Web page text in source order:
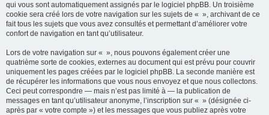
qui vous sont automatiquement assignés par le logiciel phpBB. Un troisième
cookie sera créé lors de votre navigation sur les sujets de « », archivant de ce
fait tous les sujets que vous avez consultés et permettant d’améliorer votre
confort de navigation en tant qu’utilisateur.
Lors de votre navigation sur « », nous pouvons également créer une
quatrième sorte de cookies, externes au document qui est prévu pour couvrir
uniquement les pages créées par le logiciel phpBB. La seconde manière est
de récupérer les informations que vous nous envoyez et que nous collectons.
Ceci peut correspondre — mais n’est pas limité à — la publication de
messages en tant qu’utilisateur anonyme, l’inscription sur « » (désignée ci-
après par « votre compte ») et les messages que vous publiez après votre